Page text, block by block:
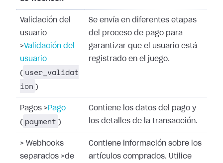
Validación del
usuario
>Validación del
usuario
( user_validat
ion )
Se envía en diferentes etapas
del proceso de pago para
garantizar que el usuario está
registrado en el juego.
Pagos > Pago
( payment )
Contiene los datos del pago y
los detalles de la transacción.
> Webhooks
separados >de
Contiene información sobre los
artículos comprados. Utilice